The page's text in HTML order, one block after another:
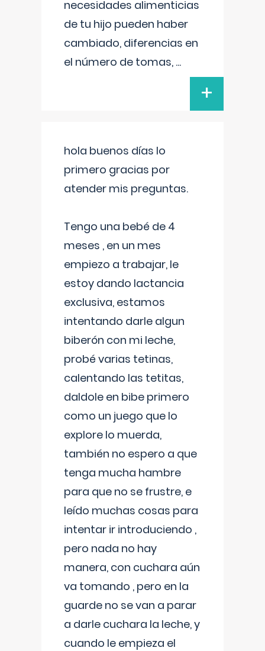
necesidades alimenticias
de tu hijo pueden haber
cambiado, diferencias en
el número de tomas, ...
+
hola buenos días lo
primero gracias por
atender mis preguntas.
Tengo una bebé de 4
meses , en un mes
empiezo a trabajar, le
estoy dando lactancia
exclusiva, estamos
intentando darle algun
biberón con mi leche,
probé varias tetinas,
calentando las tetitas,
daldole en bibe primero
como un juego que lo
explore lo muerda,
también no espero a que
tenga mucha hambre
para que no se frustre, e
leído muchas cosas para
intentar ir introduciendo ,
pero nada no hay
manera, con cuchara aún
va tomando , pero en la
guarde no se van a parar
a darle cuchara la leche, y
cuando le empieza el